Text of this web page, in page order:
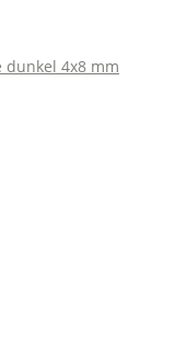
dunkel 4x8 mm